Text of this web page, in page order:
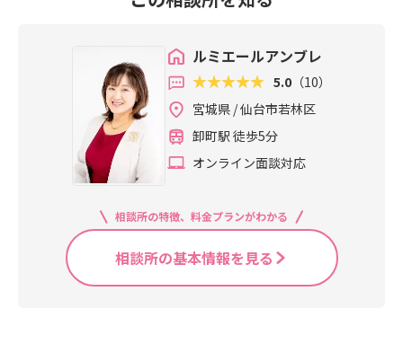
ルミエールアンブレ
5.0 （10）
宮城県 / 仙台市若林区
卸町駅 徒歩5分
オンライン面談対応
相談所の特徴、料金プランがわかる
相談所の基本情報を見る